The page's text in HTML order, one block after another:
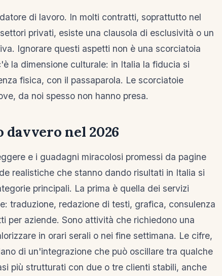
di lavoro. In molti contratti, soprattutto nel
privati, esiste una clausola di esclusività o un
Ignorare questi aspetti non è una scorciatoia
la dimensione culturale: in Italia la fiducia si
fisica, con il passaparola. Le scorciatoie
da noi spesso non hanno presa.
davvero nel 2026
e i guadagni miracolosi promessi da pagine
realistiche che stanno dando risultati in Italia si
principali. La prima è quella dei servizi
traduzione, redazione di testi, grafica, consulenza
per aziende. Sono attività che richiedono una
in orari serali o nei fine settimana. Le cifre,
di un'integrazione che può oscillare tra qualche
più strutturati con due o tre clienti stabili, anche